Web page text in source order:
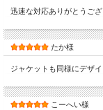
迅速な対応ありがとうござ
たか様
ジャケットも同様にデザ
こーへい様